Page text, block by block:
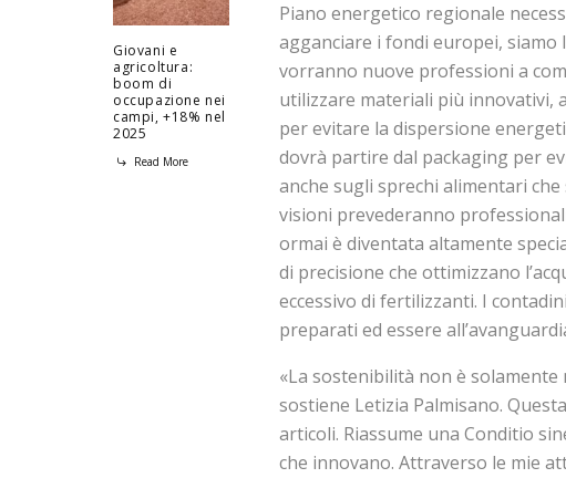
Giovani e
agricoltura:
boom di
occupazione nei
campi, +18% nel
2025
Read More
Piano energetico regionale
agganciare i fondi europei, siamo
vorranno nuove professioni a
utilizzare materiali più innovativi,
per evitare la dispersione
dovrà partire dal packaging per
anche sugli sprechi alimentari
visioni prevederanno
ormai è diventata altamente
di precisione che ottimizzano
eccessivo di fertilizzanti. I
preparati ed essere
«La sostenibilità non è
sostiene Letizia Palmisano.
articoli. Riassume una Conditio
che innovano. Attraverso le mie